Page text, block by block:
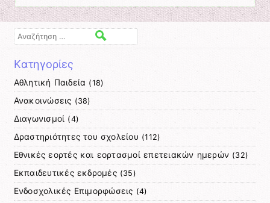
Αναζήτηση
Kατηγορίες
Αθλητική Παιδεία (18)
Ανακοινώσεις (38)
Διαγωνισμοί (4)
Δραστηριότητες του σχολείου (112)
Εθνικές εορτές και εορτασμοί επετειακών ημερών (32)
Εκπαιδευτικές εκδρομές(35)
Ενδοσχολικές Επιμορφώσεις (4)